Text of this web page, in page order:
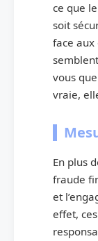
ce que
soit
face aux
vous
vraie,
En plus
fraude
et
effet,